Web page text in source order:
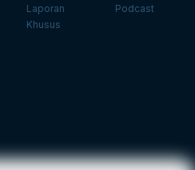
Laporan
Khusus
Podcast